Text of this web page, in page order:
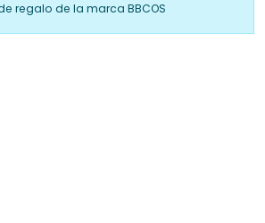
regalo de la marca BBCOS